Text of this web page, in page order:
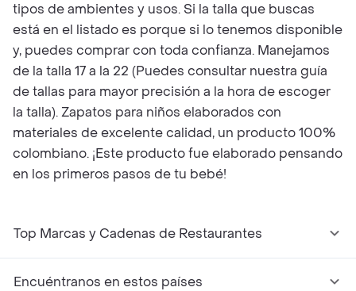
tipos de ambientes y usos. Si la talla que buscas
está en el listado es porque si lo tenemos disponible
y, puedes comprar con toda confianza. Manejamos
de la talla 17 a la 22 (Puedes consultar nuestra guía
de tallas para mayor precisión a la hora de escoger
la talla). Zapatos para niños elaborados con
materiales de excelente calidad, un producto 100%
colombiano. ¡Este producto fue elaborado pensando
en los primeros pasos de tu bebé!
Top Marcas y Cadenas de Restaurantes
Encuéntranos en estos países